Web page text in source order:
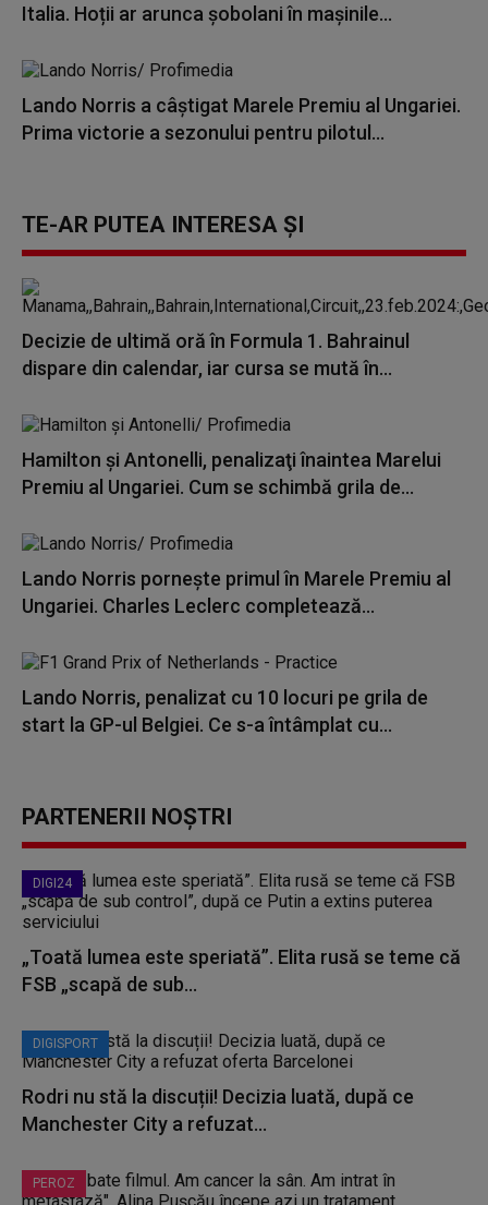
Italia. Hoții ar arunca șobolani în mașinile...
Lando Norris a câştigat Marele Premiu al Ungariei.
Prima victorie a sezonului pentru pilotul...
TE-AR PUTEA INTERESA ȘI
Decizie de ultimă oră în Formula 1. Bahrainul
dispare din calendar, iar cursa se mută în...
Hamilton şi Antonelli, penalizaţi înaintea Marelui
Premiu al Ungariei. Cum se schimbă grila de...
Lando Norris pornește primul în Marele Premiu al
Ungariei. Charles Leclerc completează...
Lando Norris, penalizat cu 10 locuri pe grila de
start la GP-ul Belgiei. Ce s-a întâmplat cu...
PARTENERII NOȘTRI
DIGI24
„Toată lumea este speriată”. Elita rusă se teme că
FSB „scapă de sub...
DIGISPORT
Rodri nu stă la discuții! Decizia luată, după ce
Manchester City a refuzat...
PEROZ